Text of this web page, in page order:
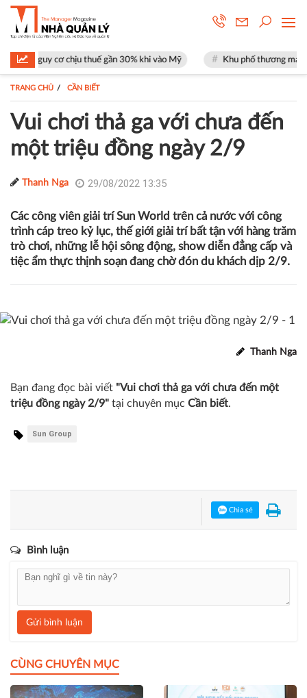
cơ chịu thuế gần 30% khi vào Mỹ Khu phố thương mại SOHO tại
TRANG CHỦ CẦN BIẾT
Vui chơi thả ga với chưa đến
một triệu đồng ngày 2/9
Thanh Nga 29/08/2022 13:35
Các công viên giải trí Sun World trên cả nước với công
trình cáp treo kỷ lục, thế giới giải trí bất tận với hàng trăm
trò chơi, những lễ hội sông động, show diễn đẳng cấp và
tiệc ẩm thực thịnh soạn đang chờ đón du khách dịp 2/9.
Thanh Nga
Bạn đang đọc bài viết "Vui chơi thả ga với chưa đến một
triệu đồng ngày 2/9" tại chuyên mục Cần biết.
Sun Group
Chia sẻ
Bình luận
Gửi bình luận
CÙNG CHUYÊN MỤC